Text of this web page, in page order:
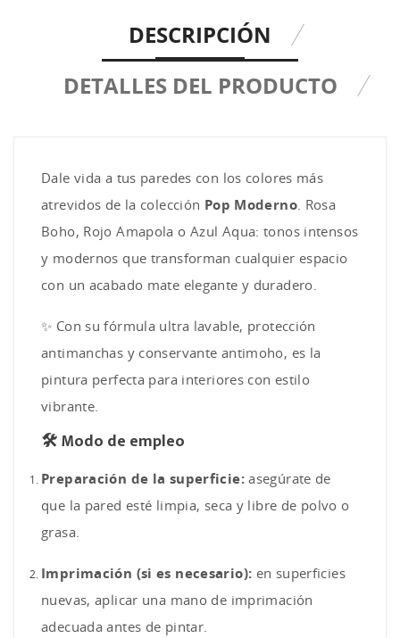
DESCRIPCIÓN
DETALLES DEL PRODUCTO
Dale vida a tus paredes con los colores más
atrevidos de la colección Pop Moderno. Rosa
Boho, Rojo Amapola o Azul Aqua: tonos intensos
y modernos que transforman cualquier espacio
con un acabado mate elegante y duradero.
✨ Con su fórmula ultra lavable, protección
antimanchas y conservante antimoho, es la
pintura perfecta para interiores con estilo
vibrante.
🛠️ Modo de empleo
Preparación de la superficie:asegúrate de
que la pared esté limpia, seca y libre de polvo o
grasa.
Imprimación (si es necesario): en superficies
nuevas, aplicar una mano de imprimación
adecuada antes de pintar.